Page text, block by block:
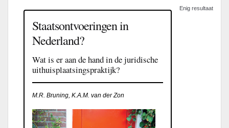
Enig resultaat
Staatsontvoeringen in
Nederland?
Wat is er aan de hand in de juridische
uithuisplaatsingspraktijk?
M.R. Bruning, K.A.M. van der Zon